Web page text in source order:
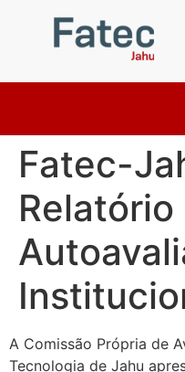
Fatec-
Relatório
A Comissão Própria de
Tecnologia de Jahu